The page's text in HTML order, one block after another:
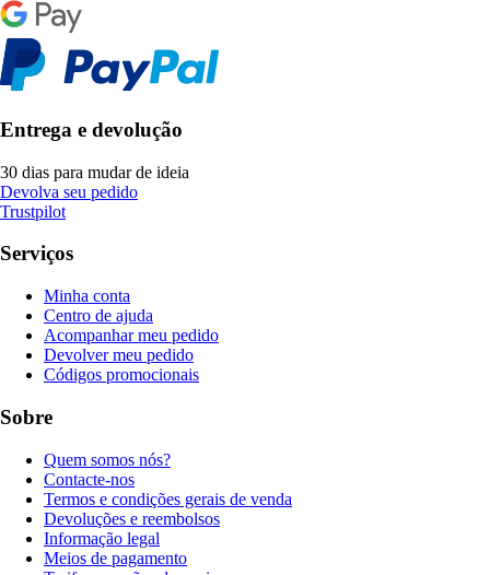
Entrega e devolução
30 dias para mudar de ideia
Devolva seu pedido
Trustpilot
Serviços
Minha conta
Centro de ajuda
Acompanhar meu pedido
Devolver meu pedido
Códigos promocionais
Sobre
Quem somos nós?
Contacte-nos
Termos e condições gerais de venda
Devoluções e reembolsos
Informação legal
Meios de pagamento